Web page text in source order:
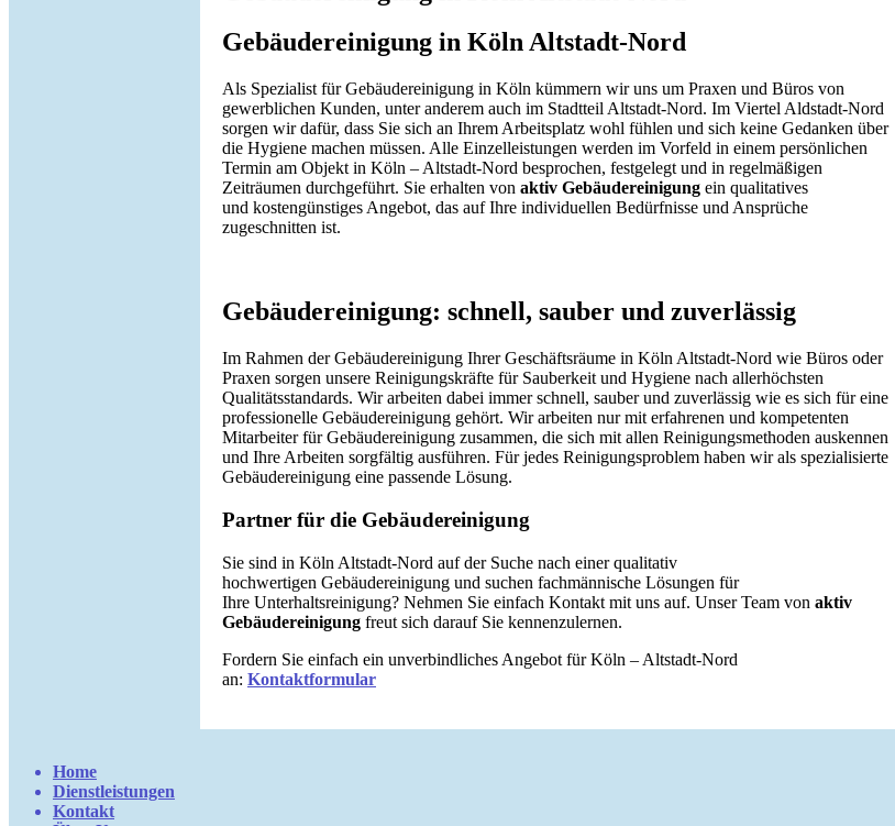
Gebäudereinigung in Köln Altstadt-Nord
Als Spezialist für Gebäudereinigung in Köln kümmern wir uns um Praxen und Büros von
gewerblichen Kunden, unter anderem auch im Stadtteil Altstadt-Nord. Im Viertel Aldstadt-Nord
sorgen wir dafür, dass Sie sich an Ihrem Arbeitsplatz wohl fühlen und sich keine Gedanken über
die Hygiene machen müssen. Alle Einzelleistungen werden im Vorfeld in einem persönlichen
Termin am Objekt in Köln – Altstadt-Nord besprochen, festgelegt und in regelmäßigen
Zeiträumen durchgeführt. Sie erhalten von aktiv Gebäudereinigung ein qualitatives
und kostengünstiges Angebot, das auf Ihre individuellen Bedürfnisse und Ansprüche
zugeschnitten ist.
Gebäudereinigung: schnell, sauber und zuverlässig
Im Rahmen der Gebäudereinigung Ihrer Geschäftsräume in Köln Altstadt-Nord wie Büros oder
Praxen sorgen unsere Reinigungskräfte für Sauberkeit und Hygiene nach allerhöchsten
Qualitätsstandards. Wir arbeiten dabei immer schnell, sauber und zuverlässig wie es sich für eine
professionelle Gebäudereinigung gehört. Wir arbeiten nur mit erfahrenen und kompetenten
Mitarbeiter für Gebäudereinigung zusammen, die sich mit allen Reinigungsmethoden auskennen
und Ihre Arbeiten sorgfältig ausführen. Für jedes Reinigungsproblem haben wir als spezialisierte
Gebäudereinigung eine passende Lösung.
Partner für die Gebäudereinigung
Sie sind in Köln Altstadt-Nord auf der Suche nach einer qualitativ
hochwertigen Gebäudereinigung und suchen fachmännische Lösungen für
Ihre Unterhaltsreinigung? Nehmen Sie einfach Kontakt mit uns auf. Unser Team von aktiv
Gebäudereinigung freut sich darauf Sie kennenzulernen.
Fordern Sie einfach ein unverbindliches Angebot für Köln – Altstadt-Nord
an: Kontaktformular
Home
Dienstleistungen
Kontakt